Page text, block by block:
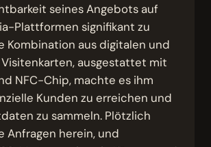
seines Angebots auf
Plattformen signifikant zu
Kombination aus digitalen und
ausgestattet mit
NFC-Chip, machte es ihm
Kunden zu erreichen und
zu sammeln. Plötzlich
Anfragen herein, und